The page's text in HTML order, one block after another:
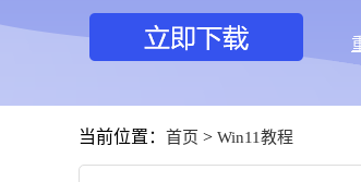
当前位置： 首页 > Win11教程